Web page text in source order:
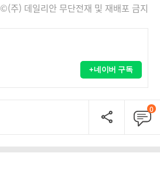
©(주) 데일리안 무단전재 및 재배포 금지
+네이버 구독
0